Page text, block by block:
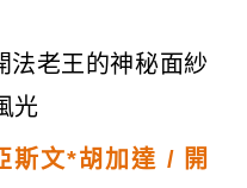
法老王的神秘面紗
光
斯文*胡加達 / 開